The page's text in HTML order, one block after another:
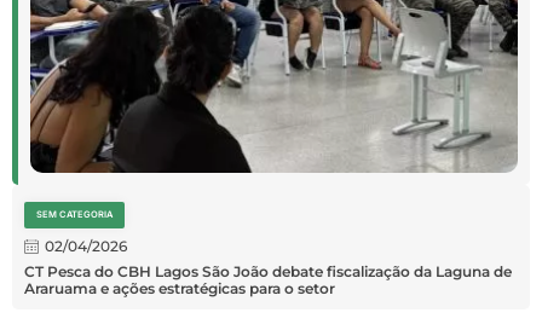
SEM CATEGORIA
02/04/2026
CT Pesca do CBH Lagos São João debate fiscalização da Laguna de
Araruama e ações estratégicas para o setor